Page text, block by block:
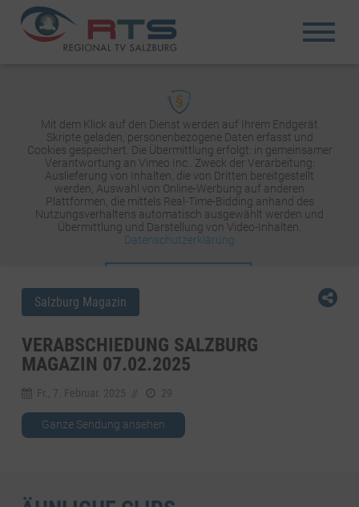
Mit dem Klick auf den Dienst werden auf Ihrem Endgerät
Skripte geladen, personenbezogene Daten erfasst und
Cookies gespeichert. Die Übermittlung erfolgt: in gemeinsamer
Verantwortung an Vimeo Inc.. Zweck der Verarbeitung:
Auslieferung von Inhalten, die von Dritten bereitgestellt
werden, Auswahl von Online-Werbung auf anderen
Plattformen, die mittels Real-Time-Bidding anhand des
Nutzungsverhaltens automatisch ausgewählt werden und
Übermittlung und Darstellung von Video-Inhalten.
Datenschutzerklärung
Salzburg Magazin
VERABSCHIEDUNG SALZBURG
MAGAZIN 07.02.2025
Fr., 7. Februar. 2025 29
Ganze Sendung ansehen